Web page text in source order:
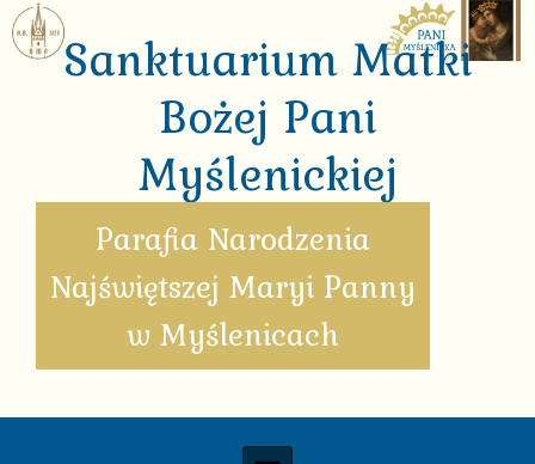
Skip to main content
Sanktuarium Matki
Bożej Pani
Myślenickiej
Parafia Narodzenia
Najświętszej Maryi Panny
w Myślenicach